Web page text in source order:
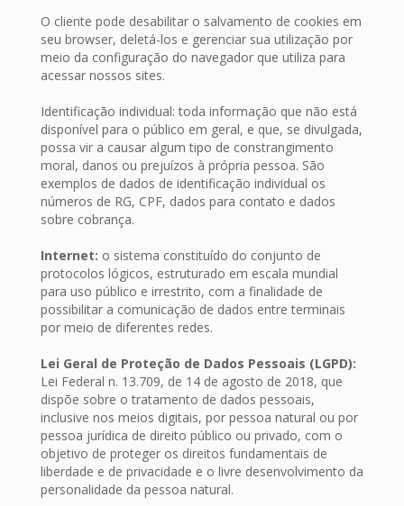
O cliente pode desabilitar o salvamento de cookies em
seu browser, deletá-los e gerenciar sua utilização por
meio da configuração do navegador que utiliza para
acessar nossos sites.
Identificação individual: toda informação que não está
disponível para o público em geral, e que, se divulgada,
possa vir a causar algum tipo de constrangimento
moral, danos ou prejuízos à própria pessoa. São
exemplos de dados de identificação individual os
números de RG, CPF, dados para contato e dados
sobre cobrança.
Internet: o sistema constituído do conjunto de
protocolos lógicos, estruturado em escala mundial
para uso público e irrestrito, com a finalidade de
possibilitar a comunicação de dados entre terminais
por meio de diferentes redes.
Lei Geral de Proteção de Dados Pessoais (LGPD):
Lei Federal n. 13.709, de 14 de agosto de 2018, que
dispõe sobre o tratamento de dados pessoais,
inclusive nos meios digitais, por pessoa natural ou por
pessoa jurídica de direito público ou privado, com o
objetivo de proteger os direitos fundamentais de
liberdade e de privacidade e o livre desenvolvimento da
personalidade da pessoa natural.